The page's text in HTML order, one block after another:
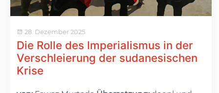
28. Dezember 2025
Die Rolle des Imperialismus in der
Verschleierung der sudanesischen
Krise